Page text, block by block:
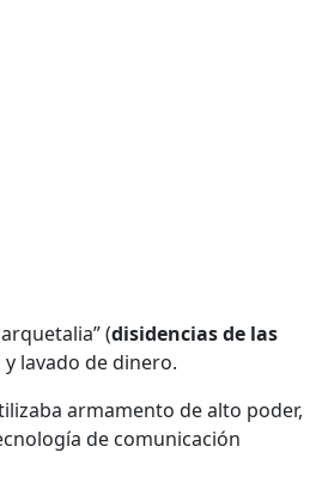
(disidencias de las
lavado de dinero.
armamento de alto poder,
de comunicación